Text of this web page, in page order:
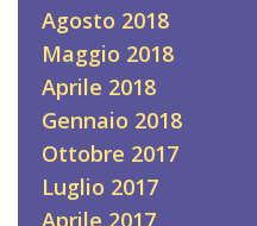
Agosto 2018
Maggio 2018
Aprile 2018
Gennaio 2018
Ottobre 2017
Luglio 2017
Aprile 2017